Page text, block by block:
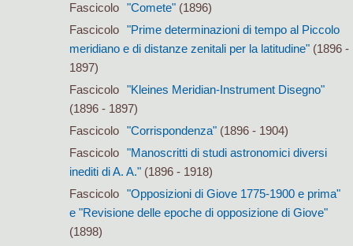
Fascicolo
"Comete"(1896)
Fascicolo
"Prime determinazioni di tempo al Piccolo
meridiano e di distanze zenitali per la latitudine"(1896 -
1897)
Fascicolo
"Kleines Meridian-Instrument Disegno"
(1896 - 1897)
Fascicolo
"Corrispondenza"(1896 - 1904)
Fascicolo
"Manoscritti di studi astronomici diversi
inediti di A. A."(1896 - 1918)
Fascicolo
"Opposizioni di Giove 1775-1900 e prima"
e "Revisione delle epoche di opposizione di Giove"
(1898)